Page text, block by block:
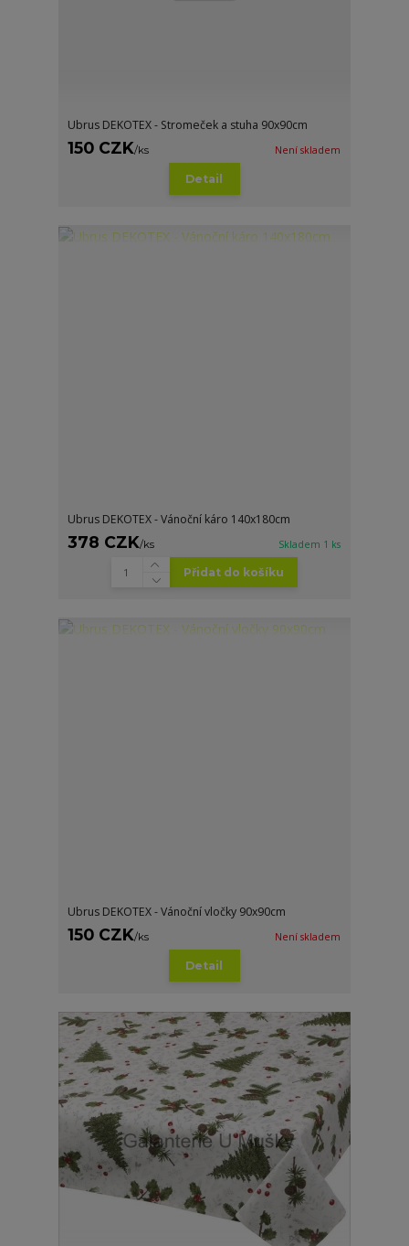
Ubrus DEKOTEX - Stromeček a stuha 90x90cm
150 CZK/ks Není skladem
Detail
Ubrus DEKOTEX - Vánoční káro 140x180cm
378 CZK/ks Skladem 1 ks
Přidat do košíku
Ubrus DEKOTEX - Vánoční vločky 90x90cm
150 CZK/ks Není skladem
Detail